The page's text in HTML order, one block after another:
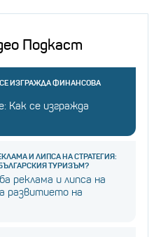
Подкаст
СЕ ИЗГРАЖДА ФИНАНСОВА
Как се изгражда
И ЛИПСА НА СТРАТЕГИЯ:
ТУРИЗЪМ?
реклама и липса на
развитието на